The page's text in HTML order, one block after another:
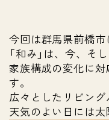
今回は群馬県前橋市
「和み」は、今、そ
家族構成の変化に
す。
広々としたリビン
天気のよい日には